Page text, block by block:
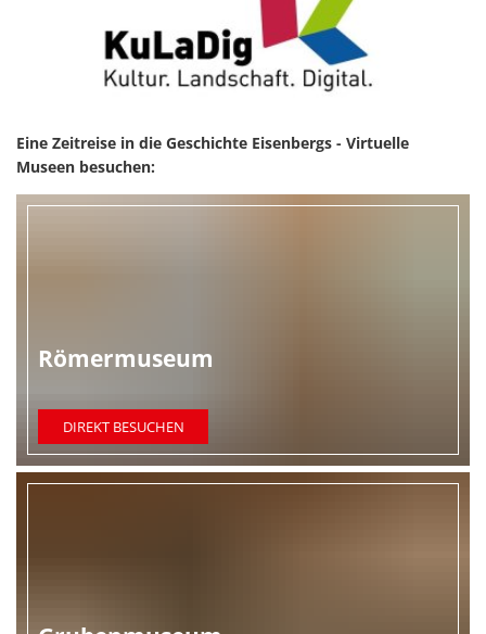
Eine Zeitreise in die Geschichte Eisenbergs - Virtuelle
Museen besuchen:
Römermuseum
DIREKT BESUCHEN